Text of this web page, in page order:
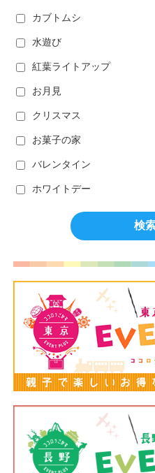
カブトムシ
水遊び
紅葉ライトアップ
お月見
クリスマス
お菓子の家
バレンタイン
ホワイトデー